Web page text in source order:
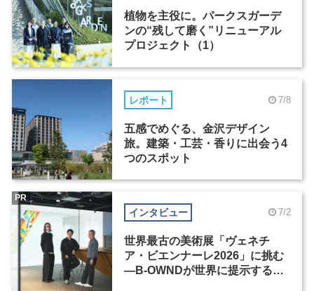
植物を主役に。パークスガーデ
ンの“残して磨く”リニューアル
プロジェクト（1）
レポート 7/8
五感でめぐる、金沢デザイン
旅。建築・工芸・香りに出会う4
つのスポット
インタビュー 7/2
世界最古の美術展「ヴェネチ
ア・ビエンナーレ2026」に挑む
―B-OWNDが世界に提示する美
PR